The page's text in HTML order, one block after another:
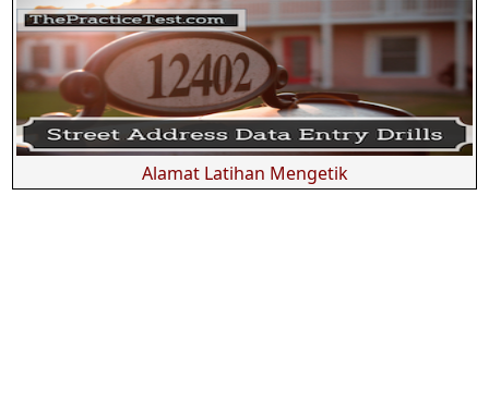
Alamat Latihan Mengetik